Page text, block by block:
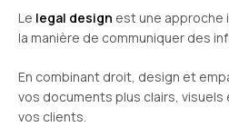
Le legal design est une approche
la manière de communiquer des
En combinant droit, design et
vos documents plus clairs,
vos clients.